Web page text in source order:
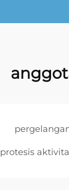
protesis